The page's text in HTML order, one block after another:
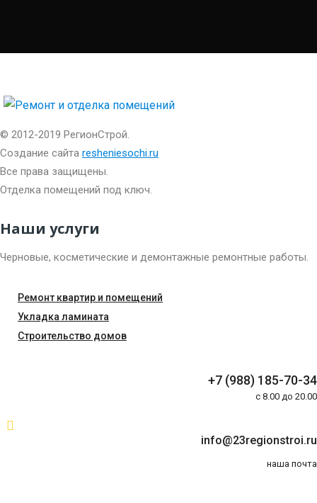
© 2012-2019 РегионСтрой.
Создание сайта resheniesochi.ru
Все права защищены.
Отделка помещений под ключ.
Наши услуги
Черновые, косметические и демонтажные ремонтные работы.
Ремонт квартир и помещений
Укладка ламината
Строительство домов
+7 (988) 185-70-34
c 8.00 до 20.00
info@23regionstroi.ru
наша почта